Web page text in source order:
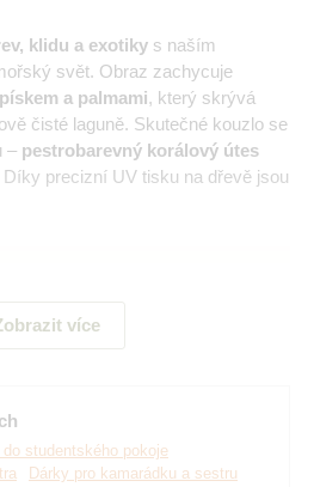
klidu a exotiky s naším
svět. Obraz zachycuje
a palmami, který skrývá
čisté laguně. Skutečné kouzlo se
– pestrobarevný korálový útes
Díky precizní UV tisku na dřevě jsou
více
do studentského pokoje
Dárky pro kamarádku a sestru